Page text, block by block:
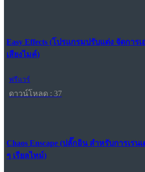
Easy Effects (โปรแกรมปรับแต่ง จัดการเ
เสียงไมค์)
ฟรีแวร์
ดาวน์โหลด : 37
Chaos Enscape (ปลั๊กอิน สำหรับการเร
ๆ เรียลไทม์)